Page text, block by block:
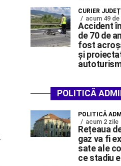
CURIER
acum 49
Accident
de 70 de
fost
și
POLITICĂ
POLITICĂ
acum 2 zile
Rețeaua
gaz va fi
sate ale
ce stadiu